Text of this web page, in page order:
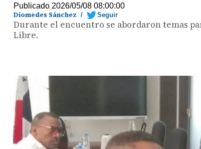
Publicado 2026/05/08 08:00:00
Diomedes Sánchez / Seguir
Durante el encuentro se abordaron temas
Libre.